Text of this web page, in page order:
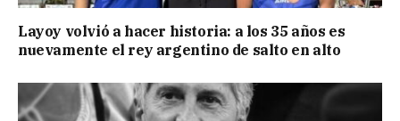
Layoy volvió a hacer historia: a los 35 años es
nuevamente el rey argentino de salto en alto